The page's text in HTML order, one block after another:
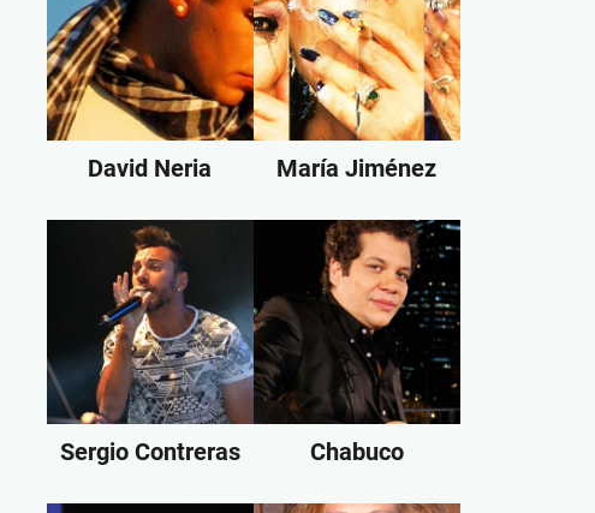
David Neria María Jiménez
Sergio Contreras Chabuco